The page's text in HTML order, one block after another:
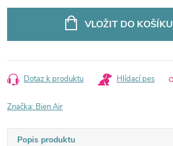
VLOŽIT DO KOŠÍKU
Dotaz k produktu Hlídací pes
Značka: Bien Air
Popis produktu